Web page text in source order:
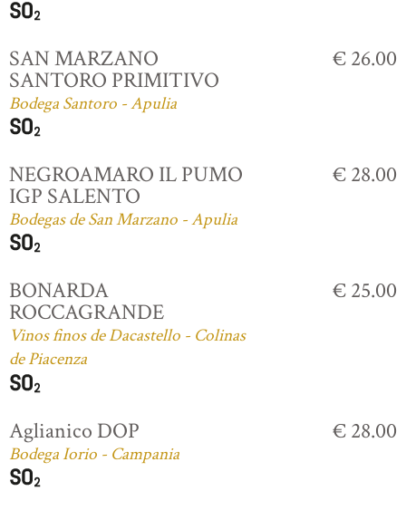
SAN MARZANO
SANTORO PRIMITIVO
Bodega Santoro - Apulia
€ 26.00
NEGROAMARO IL PUMO
IGP SALENTO
Bodegas de San Marzano - Apulia
€ 28.00
BONARDA
ROCCAGRANDE
Vinos finos de Dacastello - Colinas
de Piacenza
€ 25.00
Aglianico DOP
Bodega Iorio - Campania
€ 28.00